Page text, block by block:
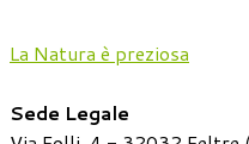
La Natura è preziosa
Sede Legale